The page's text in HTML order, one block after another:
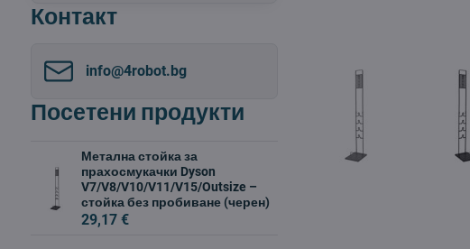
Контакт
info​@4robot​.bg
Посетени продукти
Метална стойка за
прахосмукачки Dyson
V7/V8/V10/V11/V15/Outsize –
стойка без пробиване (черен)
29,17 €